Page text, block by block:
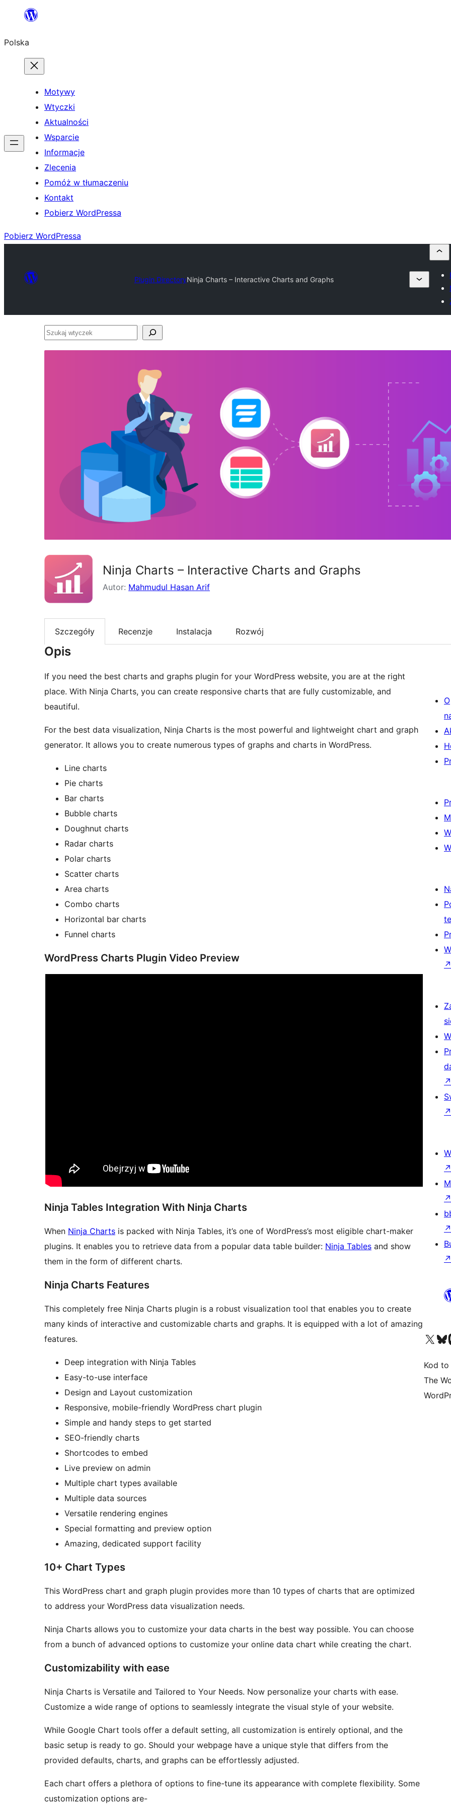
Przejdź
treści
Polska
Motywy
Wtyczki
Aktualności
Wsparcie
Informacje
Zlecenia
Pomóż w tłumaczeniu
Kontakt
Pobierz WordPressa
Pobierz WordPressa
Plugin DirectoryNinja Charts – Interactive Charts and Graphs
Szukaj
Ninja Charts – Interactive Charts and Graphs
Autor: Mahmudul Hasan Arif
Szczegóły Recenzje Instalacja Rozwój
Opis
If you need the best charts and graphs plugin for your WordPress website, you are at the right
place. With Ninja Charts, you can create responsive charts that are fully customizable, and
beautiful.
For the best data visualization, Ninja Charts is the most powerful and lightweight chart and graph
generator. It allows you to create numerous types of graphs and charts in WordPress.
Line charts
Pie charts
Bar charts
Bubble charts
Doughnut charts
Radar charts
Polar charts
Scatter charts
Area charts
Combo charts
Horizontal bar charts
Funnel charts
WordPress Charts Plugin Video Preview
Ninja Tables Integration With Ninja Charts
When Ninja Charts is packed with Ninja Tables, it’s one of WordPress’s most eligible chart-maker
plugins. It enables you to retrieve data from a popular data table builder: Ninja Tables and show
them in the form of different charts.
Ninja Charts Features
This completely free Ninja Charts plugin is a robust visualization tool that enables you to create
many kinds of interactive and customizable charts and graphs. It is equipped with a lot of amazing
features.
Deep integration with Ninja Tables
Easy-to-use interface
Design and Layout customization
Responsive, mobile-friendly WordPress chart plugin
Simple and handy steps to get started
SEO-friendly charts
Shortcodes to embed
Live preview on admin
Multiple chart types available
Multiple data sources
Versatile rendering engines
Special formatting and preview option
Amazing, dedicated support facility
10+ Chart Types
This WordPress chart and graph plugin provides more than 10 types of charts that are optimized
to address your WordPress data visualization needs.
Ninja Charts allows you to customize your data charts in the best way possible. You can choose
from a bunch of advanced options to customize your online data chart while creating the chart.
Customizability with ease
Ninja Charts is Versatile and Tailored to Your Needs. Now personalize your charts with ease.
Customize a wide range of options to seamlessly integrate the visual style of your website.
While Google Chart tools offer a default setting, all customization is entirely optional, and the
basic setup is ready to go. Should your webpage have a unique style that differs from the
provided defaults, charts, and graphs can be effortlessly adjusted.
Each chart offers a plethora of options to fine-tune its appearance with complete flexibility. Some
customization options are-
O
↗
↗
↗
↗
↗
↗
↗
Odwiedź nasze
Kod
The